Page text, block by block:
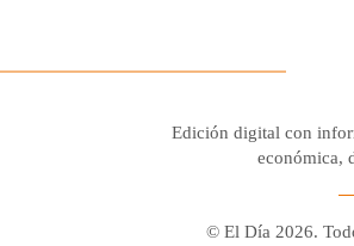
Edición digital con
económica,
© El Día 2026.